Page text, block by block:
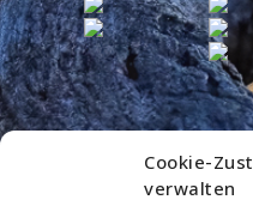
Cookie-
verwalten